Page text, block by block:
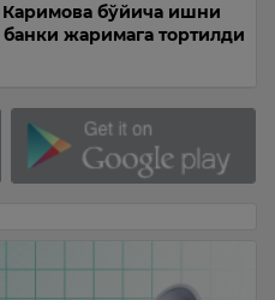
бўйича ишни
жаримага тортилди